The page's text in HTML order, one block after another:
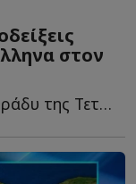
στον
Το περιστατικό σημειώθηκε το βράδυ της Τετάρτης στην ο...